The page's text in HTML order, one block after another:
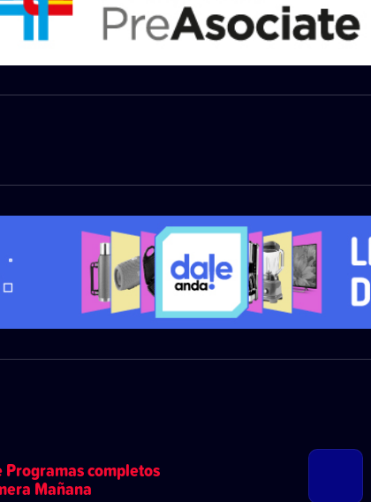
Programas completos
Mañana